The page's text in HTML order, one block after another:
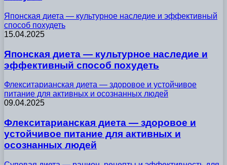
Японская диета — культурное наследие и эффективный
способ похудеть
15.04.2025
Японская диета — культурное наследие и
эффективный способ похудеть
Флекситарианская диета — здоровое и устойчивое
питание для активных и осознанных людей
09.04.2025
Флекситарианская диета — здоровое и
устойчивое питание для активных и
осознанных людей